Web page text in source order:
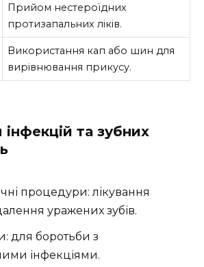
Прийом нестероїдних
протизапальних ліків.
Використання кап або шин для
вирівнювання прикусу.
інфекцій та зубних
процедури: лікування
уражених зубів.
для боротьби з
інфекціями.